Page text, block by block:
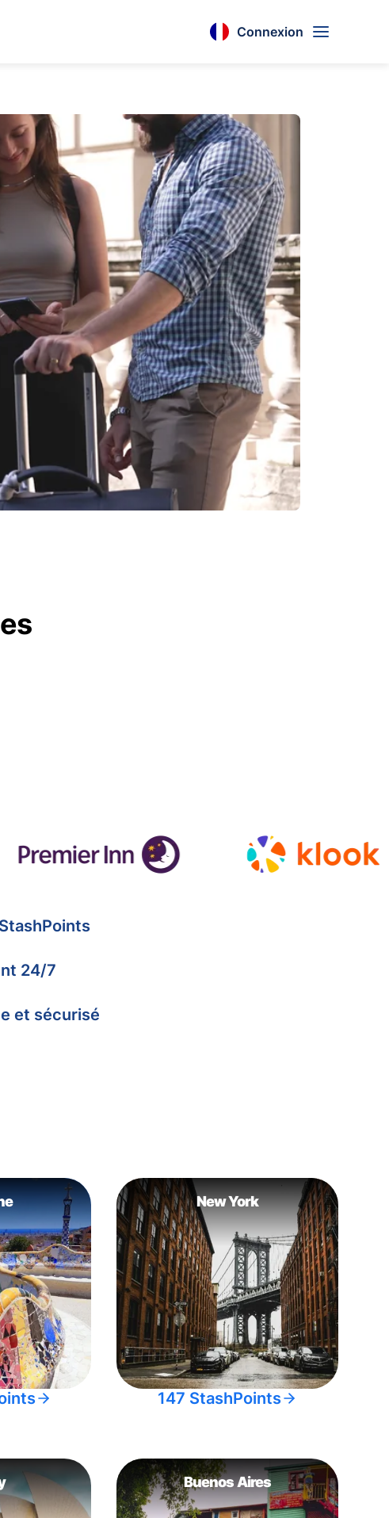
Connexion
24/7
et sécurisé
New York
147 StashPoints
Buenos Aires